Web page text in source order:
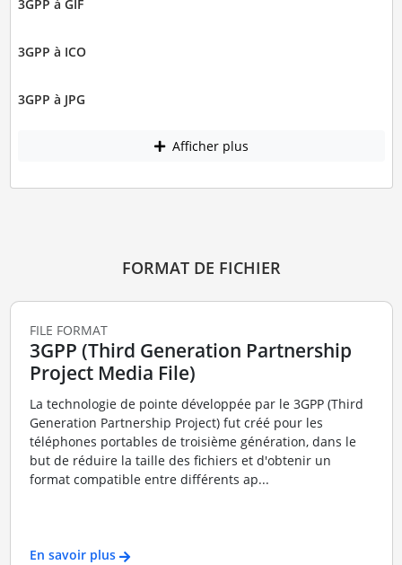
3GPP à GIF
3GPP à ICO
3GPP à JPG
Afficher plus
FORMAT DE FICHIER
FILE FORMAT
3GPP (Third Generation Partnership
Project Media File)
La technologie de pointe développée par le 3GPP (Third
Generation Partnership Project) fut créé pour les
téléphones portables de troisième génération, dans le
but de réduire la taille des fichiers et d'obtenir un
format compatible entre différents ap...
En savoir plus